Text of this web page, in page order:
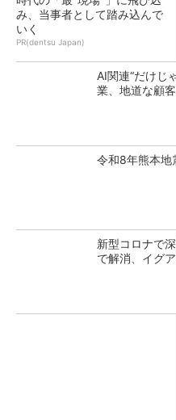
み、当事者として踏み込んで
いく
PR(dentsu Japan)
AI関連“だけじ
業、地道な顧
令和8年熊本地
新型コロナで
で解消、イグ